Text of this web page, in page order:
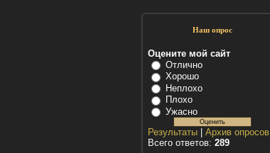
Наш опрос
Оцените мой сайт
Отлично
Хорошо
Неплохо
Плохо
Ужасно
Результаты| Архив опросов
Всего ответов: 289